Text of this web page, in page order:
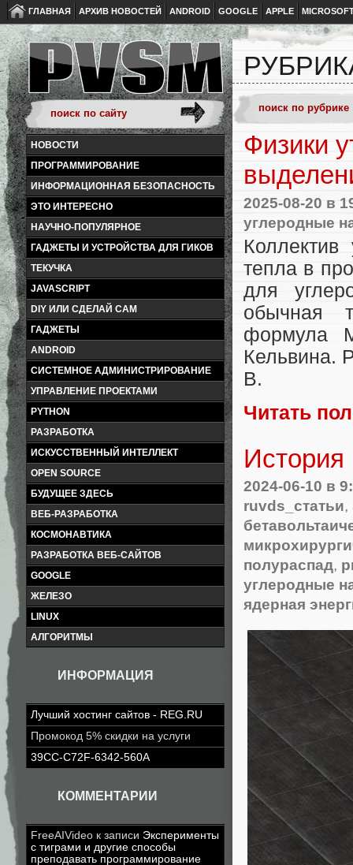
ГЛАВНАЯ АРХИВ НОВОСТЕЙ ANDROID GOOGLE APPLE
НОВОСТИ
ПРОГРАММИРОВАНИЕ
ИНФОРМАЦИОННАЯ БЕЗОПАСНОСТЬ
ЭТО ИНТЕРЕСНО
НАУЧНО-ПОПУЛЯРНОЕ
ГАДЖЕТЫ И УСТРОЙСТВА ДЛЯ ГИКОВ
ТЕКУЧКА
JAVASCRIPT
DIY ИЛИ СДЕЛАЙ САМ
ГАДЖЕТЫ
ANDROID
СИСТЕМНОЕ АДМИНИСТРИРОВАНИЕ
УПРАВЛЕНИЕ ПРОЕКТАМИ
PYTHON
РАЗРАБОТКА
ИСКУССТВЕННЫЙ ИНТЕЛЛЕКТ
OPEN SOURCE
БУДУЩЕЕ ЗДЕСЬ
ВЕБ-РАЗРАБОТКА
КОСМОНАВТИКА
РАЗРАБОТКА ВЕБ-САЙТОВ
GOOGLE
ЖЕЛЕЗО
LINUX
АЛГОРИТМЫ
ИНФОРМАЦИЯ
Лучший хостинг сайтов - REG.RU
Промокод 5% скидки на услуги
39CC-C72F-6342-560A
КОММЕНТАРИИ
FreeAIVideo к записи Эксперименты
с тиграми и другие способы
преподавать программирование
Физики
2025-08-20 в
углеродные
тепла в
для
обычная
формула
Кельвина.
B.
Читать
История
2024-06-10 в
ruvds_статьи,
полураспад,
углеродные
ядерная